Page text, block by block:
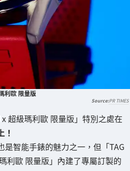
利歐 限量版
PR TIMES
超級瑪利歐 限量版」特別之處在
！
是智能手錶的魅力之一，但「TAG
利歐 限量版」內建了專屬訂製的